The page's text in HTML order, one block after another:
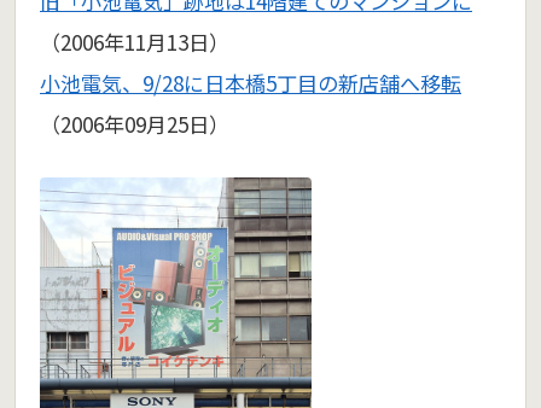
（2006年11月13日）
小池電気、9/28に日本橋5丁目の新店舗へ移転
（2006年09月25日）